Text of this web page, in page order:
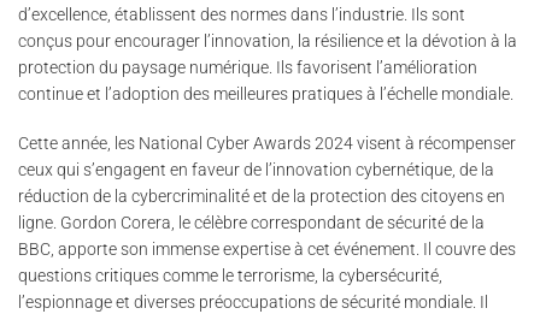
d’excellence, établissent des normes dans l’industrie. Ils sont
conçus pour encourager l’innovation, la résilience et la dévotion à la
protection du paysage numérique. Ils favorisent l’amélioration
continue et l’adoption des meilleures pratiques à l’échelle mondiale.
Cette année, les National Cyber Awards 2024 visent à récompenser
ceux qui s’engagent en faveur de l’innovation cybernétique, de la
réduction de la cybercriminalité et de la protection des citoyens en
ligne. Gordon Corera, le célèbre correspondant de sécurité de la
BBC, apporte son immense expertise à cet événement. Il couvre des
questions critiques comme le terrorisme, la cybersécurité,
l’espionnage et diverses préoccupations de sécurité mondiale. Il